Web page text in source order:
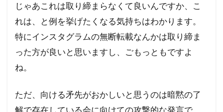
じゃあこれは取り締まらなくて良いんですか、こ
れは、と例を挙げたくなる気持ちはわかります。
特にインスタグラムの無断転載なんかは取り締ま
った方が良いと思いますし、ごもっともですよ
ね。
ただ、向ける矛先がおかしいと思うのは暗黙の了
解で存在している会に向けての攻撃的な発言で